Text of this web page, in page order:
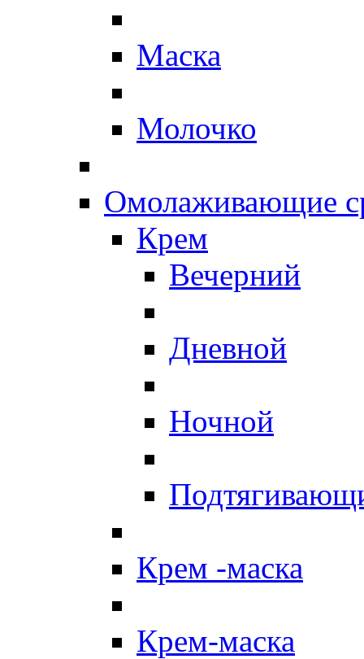
Маска
Молочко
Омолаживающие
Крем
Вечерний
Дневной
Ночной
Крем -маска
Крем-маска